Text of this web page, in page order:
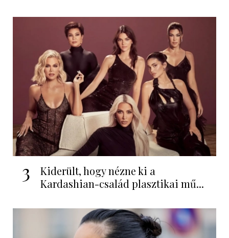
3
Kiderült, hogy nézne ki a
Kardashian-család plasztikai mű...